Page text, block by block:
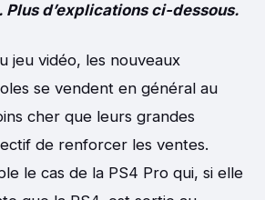
Plus d’explications ci-dessous.
jeu vidéo, les nouveaux
se vendent en général au
cher que leurs grandes
de renforcer les ventes.
le cas de la PS4 Pro qui, si elle